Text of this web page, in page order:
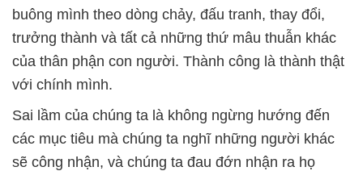
buông mình theo dòng chảy, đấu tranh, thay đổi,
trưởng thành và tất cả những thứ mâu thuẫn khác
của thân phận con người. Thành công là thành thật
với chính mình.
Sai lầm của chúng ta là không ngừng hướng đến
các mục tiêu mà chúng ta nghĩ những người khác
sẽ công nhận, và chúng ta đau đớn nhận ra họ